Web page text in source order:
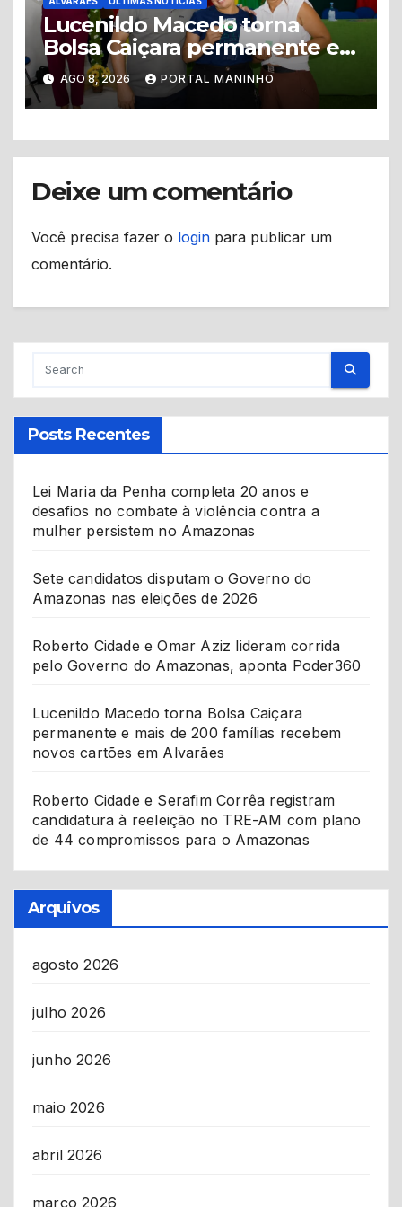
Lucenildo Macedo torna
Bolsa Caiçara permanente e
mais de 200 famílias recebem
novos cartões em Alvarães
AGO 8, 2026 PORTAL MANINHO
Deixe um comentário
Você precisa fazer o login para publicar um
comentário.
Posts Recentes
Lei Maria da Penha completa 20 anos e
desafios no combate à violência contra a
mulher persistem no Amazonas
Sete candidatos disputam o Governo do
Amazonas nas eleições de 2026
Roberto Cidade e Omar Aziz lideram corrida
pelo Governo do Amazonas, aponta Poder360
Lucenildo Macedo torna Bolsa Caiçara
permanente e mais de 200 famílias recebem
novos cartões em Alvarães
Roberto Cidade e Serafim Corrêa registram
candidatura à reeleição no TRE-AM com plano
de 44 compromissos para o Amazonas
Arquivos
agosto 2026
julho 2026
junho 2026
maio 2026
abril 2026
março 2026